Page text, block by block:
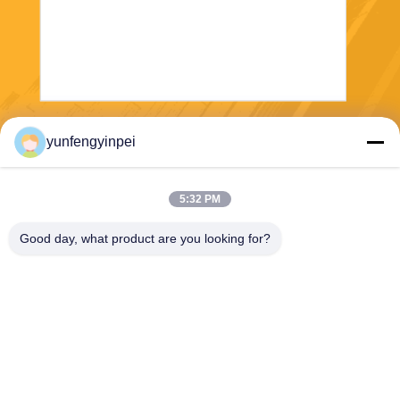
yunfengyinpei
5:32 PM
Good day, what product are you looking for?